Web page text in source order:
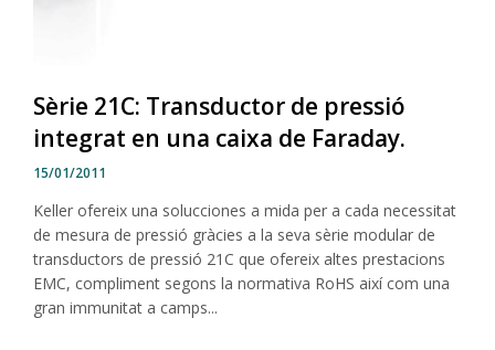
Sèrie 21C: Transductor de pressió
integrat en una caixa de Faraday.
15/01/2011
Keller ofereix una solucciones a mida per a cada necessitat
de mesura de pressió gràcies a la seva sèrie modular de
transductors de pressió 21C que ofereix altes prestacions
EMC, compliment segons la normativa RoHS així com una
gran immunitat a camps...